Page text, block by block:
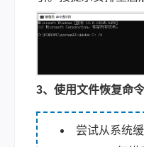
3、使用文件恢复命令
尝试从系统